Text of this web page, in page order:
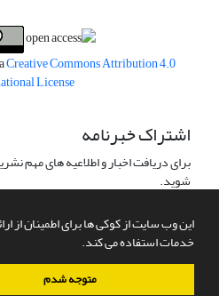
این وب سایت از کوکی ها برای اطمینان از
خدمات استفاده می کند.
متوجه شدم
Creative Commons Attribution 4.0
License
اشتراک خبرنامه
برای دریافت اخبار و اطلاعیه های مهم
شوید.